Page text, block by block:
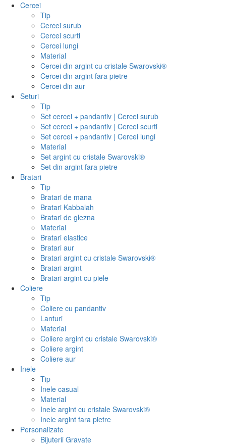
Cercei
Tip
Cercei surub
Cercei scurti
Cercei lungi
Material
Cercei din argint cu cristale Swarovski®
Cercei din argint fara pietre
Cercei din aur
Seturi
Tip
Set cercei + pandantiv | Cercei surub
Set cercei + pandantiv | Cercei scurti
Set cercei + pandantiv | Cercei lungi
Material
Set argint cu cristale Swarovski®
Set din argint fara pietre
Bratari
Tip
Bratari de mana
Bratari Kabbalah
Bratari de glezna
Material
Bratari elastice
Bratari aur
Bratari argint cu cristale Swarovski®
Bratari argint
Bratari argint cu piele
Coliere
Tip
Coliere cu pandantiv
Lanturi
Material
Coliere argint cu cristale Swarovski®
Coliere argint
Coliere aur
Inele
Tip
Inele casual
Material
Inele argint cu cristale Swarovski®
Inele argint fara pietre
Personalizate
Bijuterii Gravate